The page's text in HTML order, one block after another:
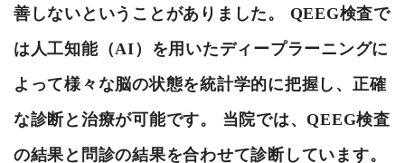
善しないということがありました。 QEEG検査で
は人工知能（AI）を用いたディープラーニングに
よって様々な脳の状態を統計学的に把握し、正確
な診断と治療が可能です。 当院では、QEEG検査
の結果と問診の結果を合わせて診断しています。